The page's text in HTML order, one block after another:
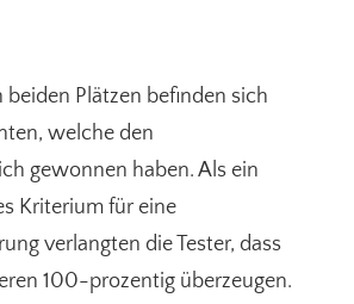
beiden Plätzen befinden sich
welche den
gewonnen haben. Als ein
Kriterium für eine
verlangten die Tester, dass
100-prozentig überzeugen.